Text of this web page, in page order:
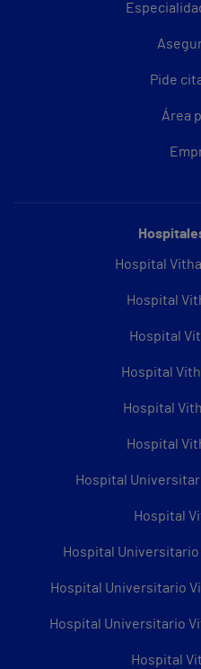
Pide
Área
Hospital
Hospital
Hospital
Hospital
Hospital
Hospital
Hospital
Hospital
Hospital Universitario
Hospital Universitario
Hospital Universitario
Hospital